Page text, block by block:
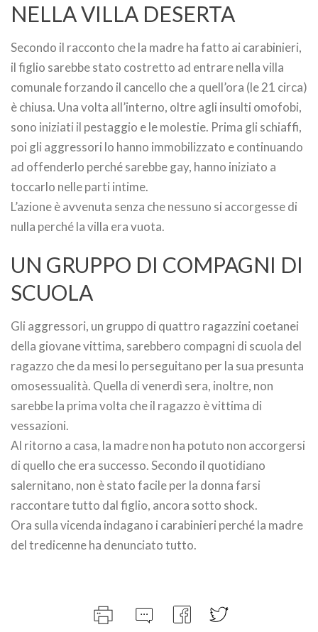
NELLA VILLA DESERTA
Secondo il racconto che la madre ha fatto ai carabinieri,
il figlio sarebbe stato costretto ad entrare nella villa
comunale forzando il cancello che a quell’ora (le 21 circa)
è chiusa. Una volta all’interno, oltre agli insulti omofobi,
sono iniziati il pestaggio e le molestie. Prima gli schiaffi,
poi gli aggressori lo hanno immobilizzato e continuando
ad offenderlo perché sarebbe gay, hanno iniziato a
toccarlo nelle parti intime.
L’azione è avvenuta senza che nessuno si accorgesse di
nulla perché la villa era vuota.
UN GRUPPO DI COMPAGNI DI
SCUOLA
Gli aggressori, un gruppo di quattro ragazzini coetanei
della giovane vittima, sarebbero compagni di scuola del
ragazzo che da mesi lo perseguitano per la sua presunta
omosessualità. Quella di venerdì sera, inoltre, non
sarebbe la prima volta che il ragazzo è vittima di
vessazioni.
Al ritorno a casa, la madre non ha potuto non accorgersi
di quello che era successo. Secondo il quotidiano
salernitano, non è stato facile per la donna farsi
raccontare tutto dal figlio, ancora sotto shock.
Ora sulla vicenda indagano i carabinieri perché la madre
del tredicenne ha denunciato tutto.